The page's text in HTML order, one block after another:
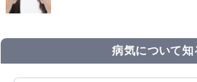
病気について知